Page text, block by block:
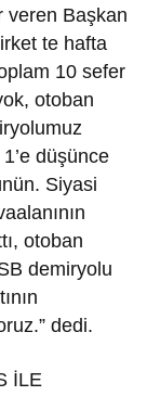
veren Başkan
te hafta
10 sefer
otoban
1’e düşünce
Siyasi
otoban
demiryolu
dedi.
İLE